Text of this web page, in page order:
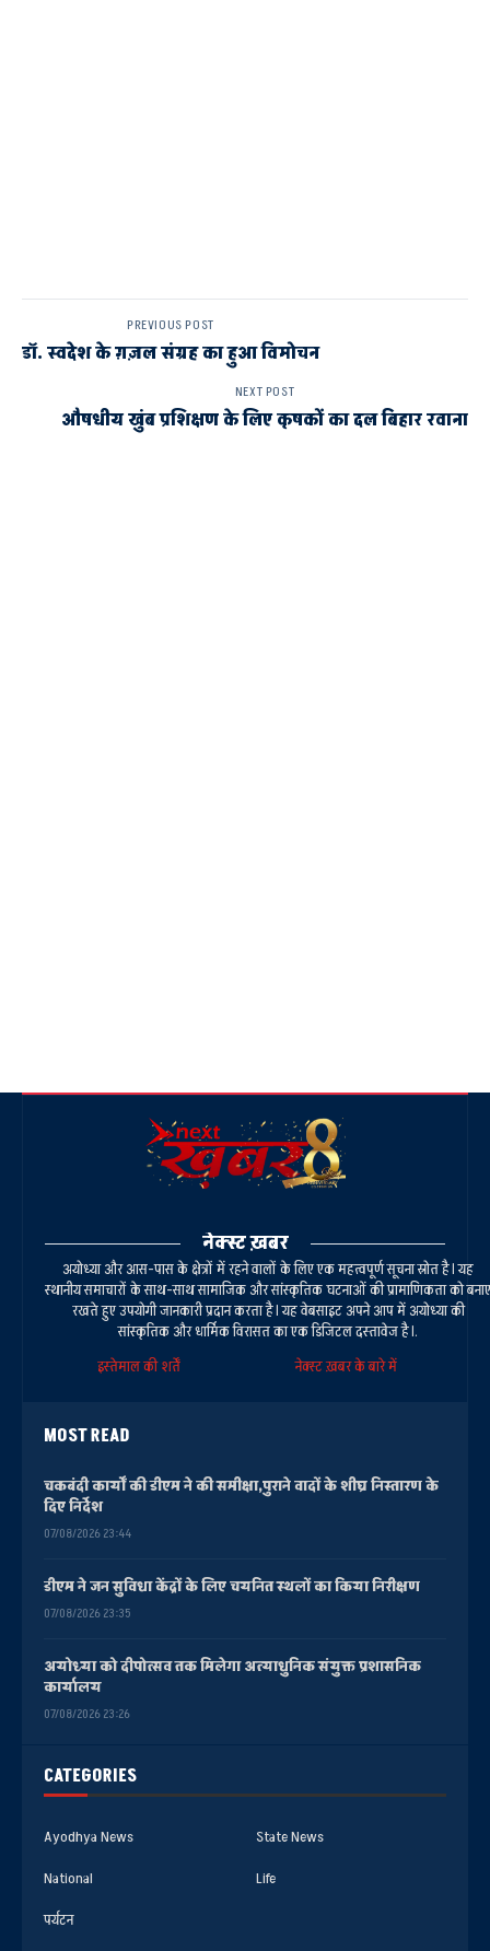
PREVIOUS POST
डॉ. स्वदेश के ग़ज़ल संग्रह का हुआ विमोचन
NEXT POST
औषधीय खुंब प्रशिक्षण के लिए कृषकों का दल बिहार रवाना
CATEGORIES
Ayodhya News
State News
National
Life
पर्यटन
नेक्स्ट ख़बर
अयोध्या और आस-पास के क्षेत्रों में रहने वालों के लिए एक महत्वपूर्ण सूचना स्रोत है। यह
स्थानीय समाचारों के साथ-साथ सामाजिक और सांस्कृतिक घटनाओं की प्रामाणिकता को बनाए
रखते हुए उपयोगी जानकारी प्रदान करता है। यह वेबसाइट अपने आप में अयोध्या की
सांस्कृतिक और धार्मिक विरासत का एक डिजिटल दस्तावेज है।.
इस्तेमाल की शर्तें
नेक्स्ट ख़बर के बारे में
MOST READ
चकबंदी कार्यों की डीएम ने की समीक्षा,पुराने वादों के शीघ्र निस्तारण के
दिए निर्देश
07/08/2026 23:44
डीएम ने जन सुविधा केंद्रों के लिए चयनित स्थलों का किया निरीक्षण
07/08/2026 23:35
अयोध्या को दीपोत्सव तक मिलेगा अत्याधुनिक संयुक्त प्रशासनिक
कार्यालय
07/08/2026 23:26